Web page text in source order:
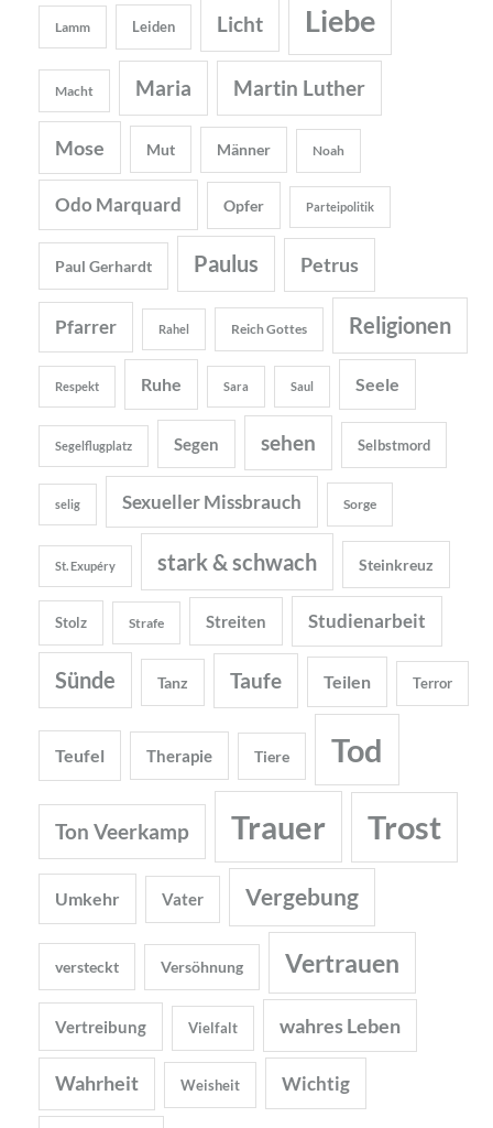
Lamm Leiden Licht Liebe
Macht Maria Martin Luther
Mose Mut Männer Noah
Odo Marquard Opfer Parteipolitik
Paul Gerhardt Paulus Petrus
Pfarrer Rahel Reich Gottes Religionen
Respekt Ruhe Sara Saul Seele
Segelflugplatz Segen sehen Selbstmord
selig Sexueller Missbrauch Sorge
St. Exupéry stark & schwach Steinkreuz
Stolz Strafe Streiten Studienarbeit
Sünde Tanz Taufe Teilen Terror
Teufel Therapie Tiere Tod
Ton Veerkamp Trauer Trost
Umkehr Vater Vergebung
versteckt Versöhnung Vertrauen
Vertreibung Vielfalt wahres Leben
Wahrheit Weisheit Wichtig